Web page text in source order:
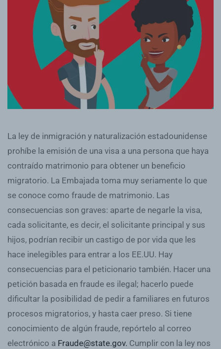
La ley de inmigración y naturalización estadounidense
prohíbe la emisión de una visa a una persona que haya
contraído matrimonio para obtener un beneficio
migratorio. La Embajada toma muy seriamente lo que
se conoce como fraude de matrimonio. Las
consecuencias son graves: aparte de negarle la visa,
cada solicitante, es decir, el solicitante principal y sus
hijos, podrían recibir un castigo de por vida que les
hace inelegibles para entrar a los EE.UU. Hay
consecuencias para el peticionario también. Hacer una
petición basada en fraude es ilegal; hacerlo puede
dificultar la posibilidad de pedir a familiares en futuros
procesos migratorios, y hasta caer preso. Si tiene
conocimiento de algún fraude, repórtelo al correo
electrónico a Fraude@state.gov. Cumplir con la ley nos